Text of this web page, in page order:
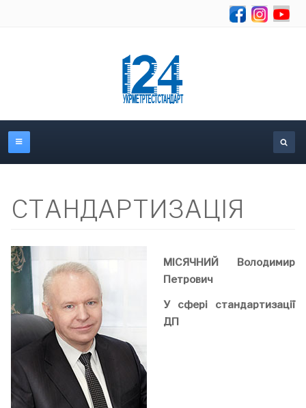
CТАНДАРТИЗАЦІЯ
МІСЯЧНИЙ Володимир
Петрович
У сфері стандартизації
ДП